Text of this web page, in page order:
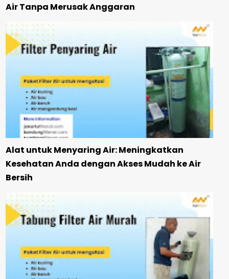
Air Tanpa Merusak Anggaran
Alat untuk Menyaring Air: Meningkatkan
Kesehatan Anda dengan Akses Mudah ke Air
Bersih